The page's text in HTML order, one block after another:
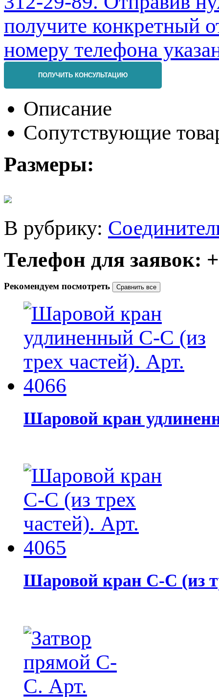
ПОЛУЧИТЬ КОНСУЛЬТАЦИЮ
Описание
Сопутствующие
Размеры:
В рубрику:
Телефон для заявок:
Рекомендуем посмотреть
Шаровой кран
Шаровой кран С-С (из